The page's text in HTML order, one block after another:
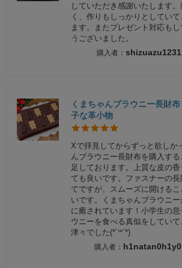
していただき感謝いたします
く、作りもしっかりとしてい
ます。またプレゼント対応も
うございました。
shizuazu1231
くまちゃんブラウニー長財
子な革小物
Xで拝見してからずっと欲しか
んブラウニー長財布を購入す
足しております。上質な皮の
ても良いです。ファスナーの
てですが、スムーズに開ける
いです。くまちゃんブラウニ
に癒されています！小学生の
ウニーを食べる真似をしてい
津々でした(*´꒳`*)
h1natan0h1y0